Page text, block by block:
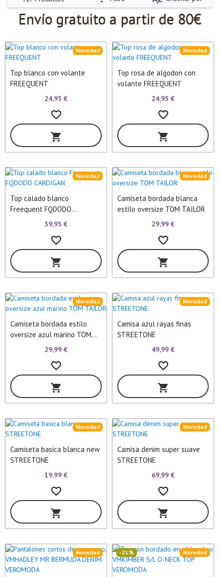
Envío gratuito a partir de 80€
Top blanco con volante
FREEQUENT
Novedad
24,95 €
favorite_border
shopping_cart
Top rosa de algodon con
volante FREEQUENT
Novedad
24,95 €
favorite_border
shopping_cart
Top calado blanco
Freequent FQDODO
Novedad
39,95 €
favorite_border
shopping_cart
Camiseta bordada blanca
estilo oversize TOM TAILOR
Novedad
29,99 €
favorite_border
shopping_cart
Camiseta bordada estilo
oversize azul marino TOM
Novedad
29,99 €
favorite_border
shopping_cart
Camisa azul rayas finas
STREETONE
Novedad
49,99 €
favorite_border
shopping_cart
Camiseta basica blanca new
STREETONE
Novedad
19,99 €
favorite_border
shopping_cart
Camisa denim super suave
STREETONE
Novedad
69,99 €
favorite_border
shopping_cart
Novedad Novedad
-21%